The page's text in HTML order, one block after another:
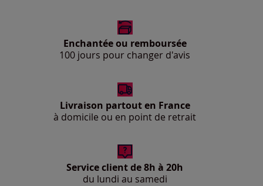
Enchantée ou remboursée
100 jours pour changer d'avis
Livraison partout en France
à domicile ou en point de retrait
Service client de 8h à 20h
du lundi au samedi